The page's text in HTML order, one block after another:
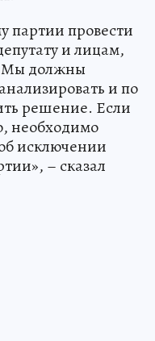
партии провести
и лицам,
Мы должны
и по
решение. Если
необходимо
исключении
– сказал